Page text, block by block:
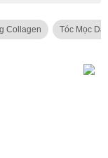
Collagen Tóc Mọc